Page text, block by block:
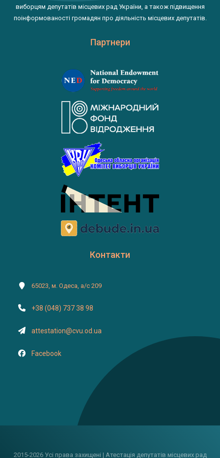
виборцям депутатів місцевих рад України, а також підвищення
поінформованості громадян про діяльність місцевих депутатів.
Партнери
Контакти
65023, м. Одеса, а/с 209
+38 (048) 737 38 98
attestation@cvu.od.ua
Facebook
2015-2026 Усі права захищені | Атестація депутатів місцевих рад